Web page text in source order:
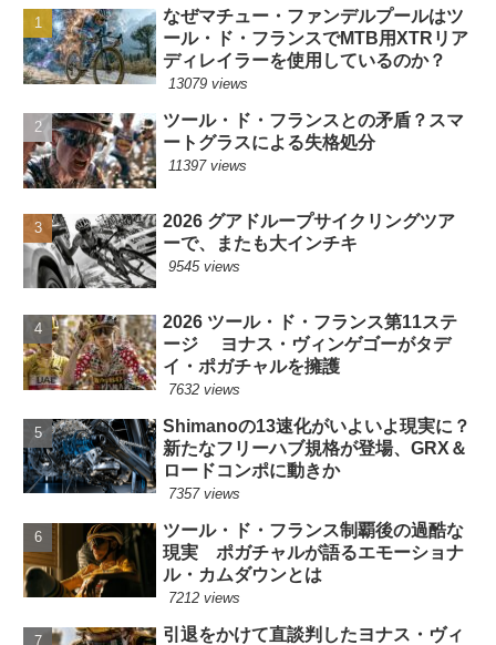
なぜマチュー・ファンデルプールはツ
ール・ド・フランスでMTB用XTRリア
ディレイラーを使用しているのか？
13079 views
ツール・ド・フランスとの矛盾？スマ
ートグラスによる失格処分
11397 views
2026 グアドループサイクリングツア
ーで、またも大インチキ
9545 views
2026 ツール・ド・フランス第11ステ
ージ ヨナス・ヴィンゲゴーがタデ
イ・ポガチャルを擁護
7632 views
Shimanoの13速化がいよいよ現実に？
新たなフリーハブ規格が登場、GRX＆
ロードコンポに動きか
7357 views
ツール・ド・フランス制覇後の過酷な
現実 ポガチャルが語るエモーショナ
ル・カムダウンとは
7212 views
引退をかけて直談判したヨナス・ヴィ